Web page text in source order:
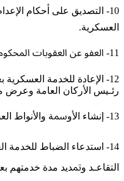
10- ﺍﻟﺘﺼﺪﻳﻖ ﻋﻠﻰ ﺃﺣﻜﺎﻡ
ﺍﻟﻌﺴﻜﺮﻳﺔ.
11- ﺍﻟﻌﻔﻮ ﻋﻦ ﺍﻟﻌﻘﻮﺑﺎﺕ ﺍﶈﻜﻮﻡ بها ﻣﻦ ﺍﶈﺎﻛﻢ ﺍﻟﻌﺴﻜﺮﻳﺔ ﺃﻭ ﲣﻔﻴﻔﻬﺎ.
12- ﺍﻹﻋﺎﺩﺓ ﻟﻠﺨﺪﻣﺔ
ﺭﺋـﻴﺲ ﺍﻷﺭﻛﺎﻥ ﺍﻟﻌﺎﻣﺔ ﻭﻋﺮﺽ
13- ﺇﻧﺸﺎﺀ ﺍﻷﻭﲰﺔ ﻭﺍﻷﻧﻮﺍﻁ ﺍﻟﻌﺴﻜﺮﻳﺔ.
14- ﺍﺳﺘﺪﻋﺎﺀ ﺍﻟﻀﺒﺎﻁ
ﺍﻟﺘﻘﺎﻋـﺪ ﻭﲤﺪﻳﺪ ﻣﺪﺓ ﺧﺪﻣﺘﻬﻢ